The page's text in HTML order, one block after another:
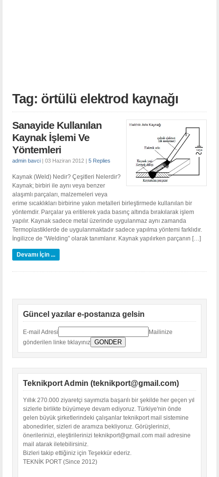
Tag: örtülü elektrod kaynağı
Sanayide Kullanılan
Kaynak İşlemi Ve
Yöntemleri
admin bavci |03 Haziran 2012 |5 Replies
Kaynak (Weld) Nedir? Çeşitleri Nelerdir?
Kaynak; birbiri ile aynı veya benzer
alaşımlı parçaları, malzemeleri veya
erime sıcaklıkları birbirine yakın metalleri birleştirmede kullanılan bir
yöntemdir. Parçalar ya eritilerek yada basınç altında bırakılarak işlem
yapılır. Kaynak sadece metal üzerinde uygulanmaz aynı zamanda
Termoplastiklerde de uygulanmaktadır sadece yapılma yöntemi farklıdır.
İngilizce de “Welding” olarak tanımlanır. Kaynak yapılırken parçanın […]
Devamı İçin ...
Güncel yazılar e-postanıza gelsin
E-mail Adresi
Mailinize
gönderilen linke tıklayınız
Teknikport Admin (teknikport@gmail.com)
Yıllık 270.000 ziyaretçi sayımızla başarılı bir şekilde her geçen yıl
sizlerle birlikte büyümeye devam ediyoruz. Türkiye'nin önde
gelen büyük şirketlerindeki çalışanlar teknikport mail sistemine
abonedirler, sizleri de aramıza bekliyoruz. Görüşlerinizi,
önerilerinizi, eleştirilerinizi teknikport@gmail.com mail adresine
mail atarak iletebilirsiniz.
Bizleri takip ettiğiniz için Teşekkür ederiz.
TEKNİK PORT (Since 2012)